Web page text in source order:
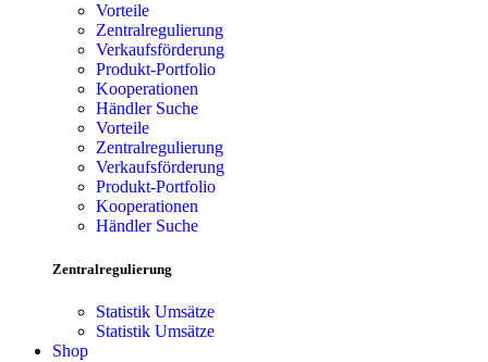
Vorteile
Zentralregulierung
Verkaufsförderung
Produkt-Portfolio
Kooperationen
Händler Suche
Vorteile
Zentralregulierung
Verkaufsförderung
Produkt-Portfolio
Kooperationen
Händler Suche
Zentralregulierung
Statistik Umsätze
Statistik Umsätze
Shop